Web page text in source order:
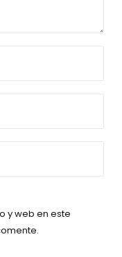
y web en este